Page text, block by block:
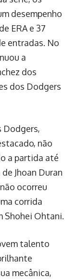
desempenho
ERA e 37
entradas. No
a
dos
dos Dodgers
Dodgers,
não
a partida até
Jhoan Duran
ocorreu
corrida
Shohei Ohtani.
talento
mecânica,